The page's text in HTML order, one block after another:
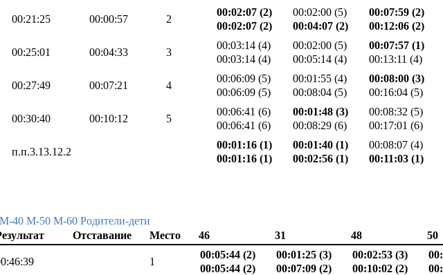
00:21:25 00:00:57 2
00:02:07 (2)
00:02:07 (2)
00:02:00 (5)
00:04:07 (2)
00:07:59 (2)
00:12:06 (2)
00:25:01 00:04:33 3
00:03:14 (4)
00:03:14 (4)
00:02:00 (5)
00:05:14 (4)
00:07:57 (1)
00:13:11 (4)
00:27:49 00:07:21 4
00:06:09 (5)
00:06:09 (5)
00:01:55 (4)
00:08:04 (5)
00:08:00 (3)
00:16:04 (5)
00:30:40 00:10:12 5
00:06:41 (6)
00:06:41 (6)
00:01:48 (3)
00:08:29 (6)
00:08:32 (5)
00:17:01 (6)
п.п.3.13.12.2
00:01:16 (1)
00:01:16 (1)
00:01:40 (1)
00:02:56 (1)
00:08:07 (4)
00:11:03 (1)
М-40 М-50 М-60 Родители-дети
Отставание Место 46 31 48 50
1
00:05:44 (2)
00:05:44 (2)
00:01:25 (3)
00:07:09 (2)
00:02:53 (3)
00:10:02 (2)